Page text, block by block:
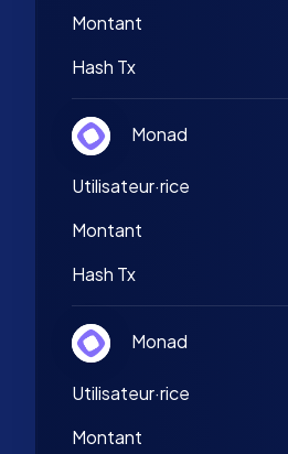
Montant
Hash Tx
Monad
Utilisateur·rice
Montant
Hash Tx
Monad
Utilisateur·rice
Montant